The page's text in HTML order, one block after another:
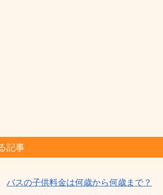
記事
バスの子供料金は何歳から何歳まで？